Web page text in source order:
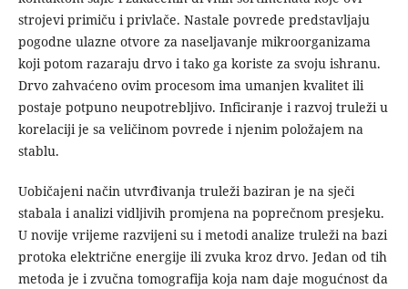
strojevi primiču i privlače. Nastale povrede predstavljaju
pogodne ulazne otvore za naseljavanje mikroorganizama
koji potom razaraju drvo i tako ga koriste za svoju ishranu.
Drvo zahvaćeno ovim procesom ima umanjen kvalitet ili
postaje potpuno neupotrebljivo. Inficiranje i razvoj truleži u
korelaciji je sa veličinom povrede i njenim položajem na
stablu.
Uobičajeni način utvrđivanja truleži baziran je na sječi
stabala i analizi vidljivih promjena na poprečnom presjeku.
U novije vrijeme razvijeni su i metodi analize truleži na bazi
protoka električne energije ili zvuka kroz drvo. Jedan od tih
metoda je i zvučna tomografija koja nam daje mogućnost da